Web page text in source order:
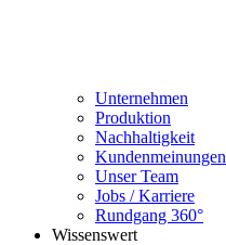
Unternehmen
Produktion
Nachhaltigkeit
Kundenmeinungen
Unser Team
Jobs / Karriere
Rundgang 360°
Wissenswert